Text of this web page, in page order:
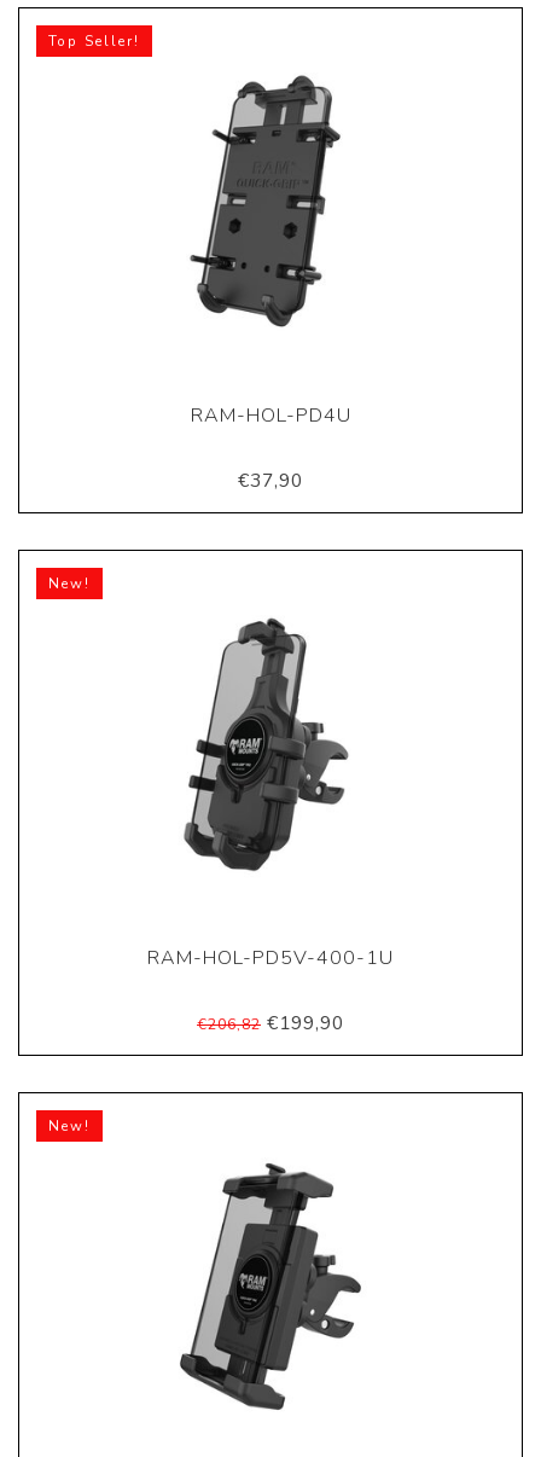
Top Seller!
RAM-HOL-PD4U
€37,90
New!
RAM-HOL-PD5V-400-1U
€206,82 €199,90
New!